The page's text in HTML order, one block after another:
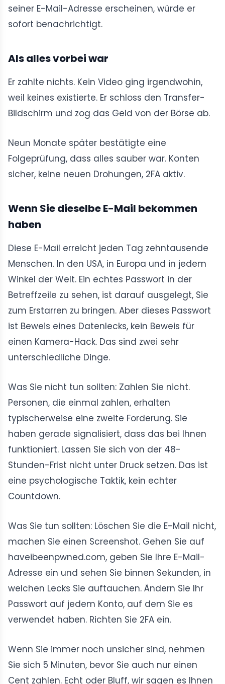
seiner E-Mail-Adresse erscheinen, würde er
sofort benachrichtigt.
Als alles vorbei war
Er zahlte nichts. Kein Video ging irgendwohin,
weil keines existierte. Er schloss den Transfer-
Bildschirm und zog das Geld von der Börse ab.
Neun Monate später bestätigte eine
Folgeprüfung, dass alles sauber war. Konten
sicher, keine neuen Drohungen, 2FA aktiv.
Wenn Sie dieselbe E-Mail bekommen
haben
Diese E-Mail erreicht jeden Tag zehntausende
Menschen. In den USA, in Europa und in jedem
Winkel der Welt. Ein echtes Passwort in der
Betreffzeile zu sehen, ist darauf ausgelegt, Sie
zum Erstarren zu bringen. Aber dieses Passwort
ist Beweis eines Datenlecks, kein Beweis für
einen Kamera-Hack. Das sind zwei sehr
unterschiedliche Dinge.
Was Sie nicht tun sollten: Zahlen Sie nicht.
Personen, die einmal zahlen, erhalten
typischerweise eine zweite Forderung. Sie
haben gerade signalisiert, dass das bei Ihnen
funktioniert. Lassen Sie sich von der 48-
Stunden-Frist nicht unter Druck setzen. Das ist
eine psychologische Taktik, kein echter
Countdown.
Was Sie tun sollten: Löschen Sie die E-Mail nicht,
machen Sie einen Screenshot. Gehen Sie auf
haveibeenpwned.com, geben Sie Ihre E-Mail-
Adresse ein und sehen Sie binnen Sekunden, in
welchen Lecks Sie auftauchen. Ändern Sie Ihr
Passwort auf jedem Konto, auf dem Sie es
verwendet haben. Richten Sie 2FA ein.
Wenn Sie immer noch unsicher sind, nehmen
Sie sich 5 Minuten, bevor Sie auch nur einen
Cent zahlen. Echt oder Bluff, wir sagen es Ihnen